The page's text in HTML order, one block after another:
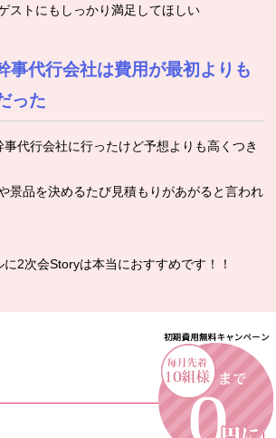
ストにもしっかり満足してほしい
事代行会社は費用が最初よりも
った
事代行会社に行ったけど予想よりも高くつき
景品を決めるたび見積もりがあがると言われ
に2次会Storyは本当におすすめです！！